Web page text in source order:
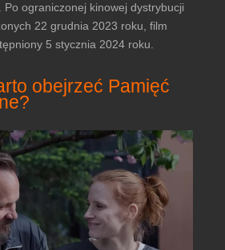
Po ograniczonej kinowej dystrybucji
22 grudnia 2023 roku, film
5 stycznia 2024 roku.
obejrzeć Pamięć